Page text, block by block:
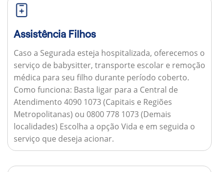
Assistência Filhos
Caso a Segurada esteja hospitalizada, oferecemos o
serviço de babysitter, transporte escolar e remoção
médica para seu filho durante período coberto.
Como funciona: Basta ligar para a Central de
Atendimento 4090 1073 (Capitais e Regiões
Metropolitanas) ou 0800 778 1073 (Demais
localidades) Escolha a opção Vida e em seguida o
serviço que deseja acionar.